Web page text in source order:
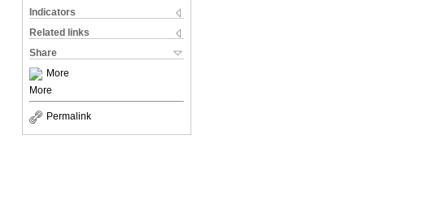
Indicators
Related links
Share
More
More
Permalink